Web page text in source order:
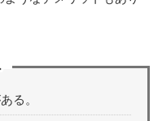
る。